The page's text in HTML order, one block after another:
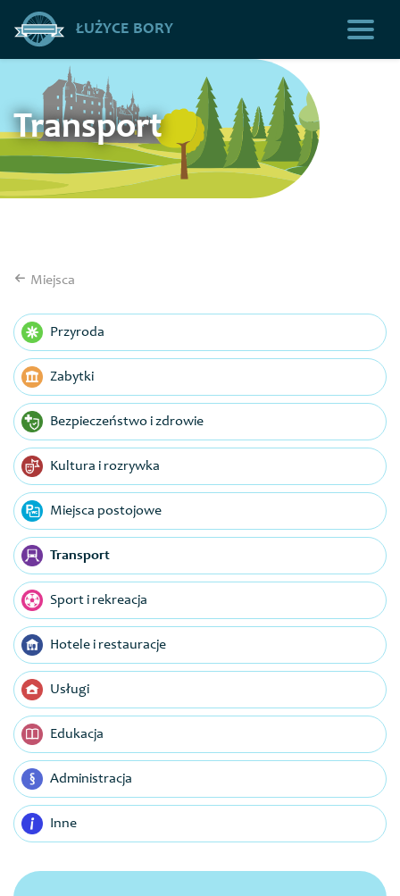
ŁUŻYCE BORY
Transport
Miejsca
Przyroda
Zabytki
Bezpieczeństwo i zdrowie
Kultura i rozrywka
Miejsca postojowe
Transport
Sport i rekreacja
Hotele i restauracje
Usługi
Edukacja
Administracja
Inne